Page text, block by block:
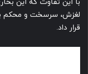
با این تفاوت که این
لغزش، سرسخت و محکم
قرار داد.